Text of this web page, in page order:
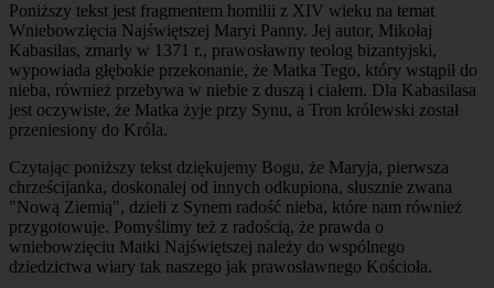
Poniższy tekst jest fragmentem homilii z XIV wieku na temat
Wniebowzięcia Najświętszej Maryi Panny. Jej autor, Mikołaj
Kabasilas, zmarły w 1371 r., prawosławny teolog bizantyjski,
wypowiada głębokie przekonanie, że Matka Tego, który wstąpił do
nieba, również przebywa w niebie z duszą i ciałem. Dla Kabasilasa
jest oczywiste, że Matka żyje przy Synu, a Tron królewski został
przeniesiony do Króla.
Czytając poniższy tekst dziękujemy Bogu, że Maryja, pierwsza
chrześcijanka, doskonalej od innych odkupiona, słusznie zwana
"Nową Ziemią", dzieli z Synem radość nieba, które nam również
przygotowuje. Pomyślimy też z radością, że prawda o
wniebowzięciu Matki Najświętszej należy do wspólnego
dziedzictwa wiary tak naszego jak prawosławnego Kościoła.